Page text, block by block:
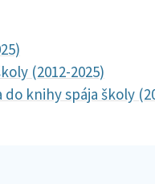
(2012-2025)
knihy spája školy